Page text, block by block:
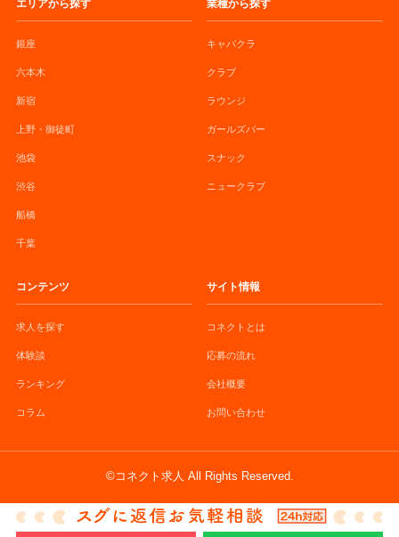
エリアから探す
銀座
六本木
新宿
上野・御徒町
池袋
渋谷
船橋
千葉
業種から探す
キャバクラ
クラブ
ラウンジ
ガールズバー
スナック
ニュークラブ
コンテンツ
求人を探す
体験談
ランキング
コラム
サイト情報
コネクトとは
応募の流れ
会社概要
お問い合わせ
©コネクト求人 All Rights Reserved.